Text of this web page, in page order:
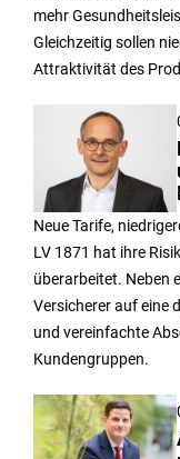
mehr
Gleichzeitig sollen
Attraktivität des
Neue Tarife,
LV 1871 hat ihre
überarbeitet. Neben
Versicherer auf eine
und vereinfachte
Kundengruppen.